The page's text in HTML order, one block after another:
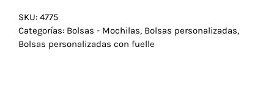
SKU: 4775
Categorías: Bolsas - Mochilas, Bolsas personalizadas,
Bolsas personalizadas con fuelle